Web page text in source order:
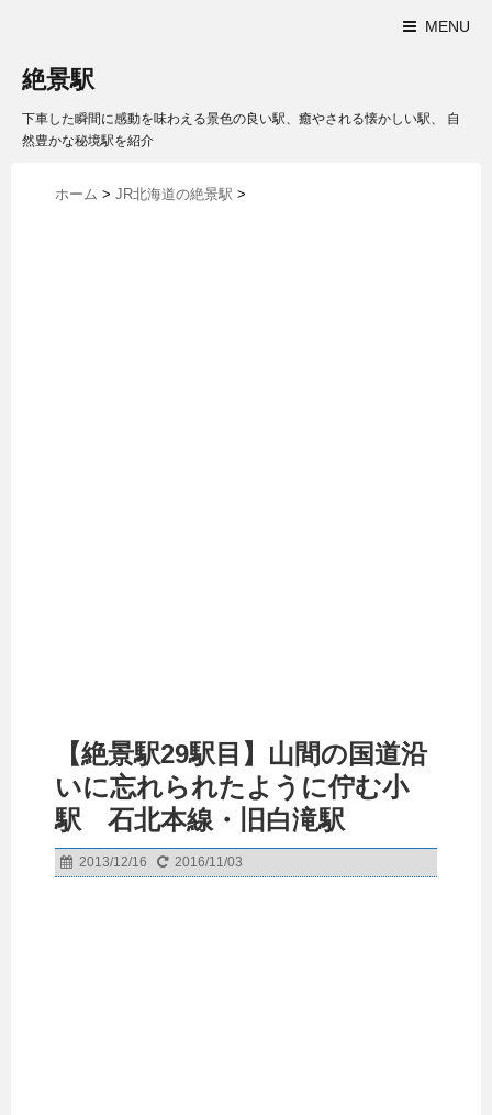
MENU
絶景駅
下車した瞬間に感動を味わえる景色の良い駅、癒やされる懐かしい駅、 自
然豊かな秘境駅を紹介
ホーム > JR北海道の絶景駅 >
【絶景駅29駅目】山間の国道沿
いに忘れられたように佇む小
駅 石北本線・旧白滝駅
2013/12/16 2016/11/03